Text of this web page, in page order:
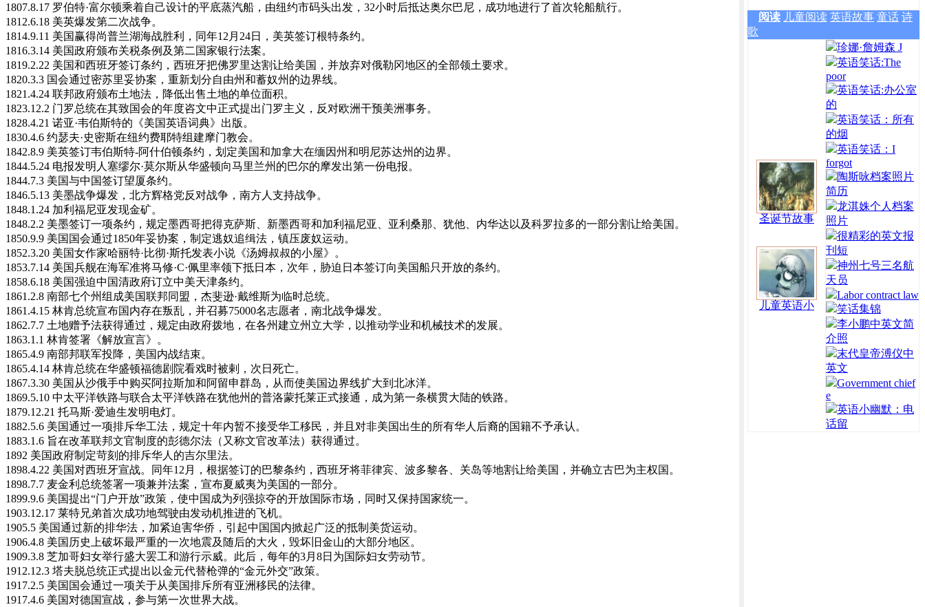
1807.8.17 罗伯特·富尔顿乘着自己设计的平底蒸汽船，由纽约市码头出发，32小时后抵达奥尔巴尼，成功地进行了首次轮船航行。
1812.6.18 美英爆发第二次战争。
1814.9.11 美国赢得尚普兰湖海战胜利，同年12月24日，美英签订根特条约。
1816.3.14 美国政府颁布关税条例及第二国家银行法案。
1819.2.22 美国和西班牙签订条约，西班牙把佛罗里达割让给美国，并放弃对俄勒冈地区的全部领土要求。
1820.3.3 国会通过密苏里妥协案，重新划分自由州和蓄奴州的边界线。
1821.4.24 联邦政府颁布土地法，降低出售土地的单位面积。
1823.12.2 门罗总统在其致国会的年度咨文中正式提出门罗主义，反对欧洲干预美洲事务。
1828.4.21 诺亚·韦伯斯特的《美国英语词典》出版。
1830.4.6 约瑟夫·史密斯在纽约费耶特组建摩门教会。
1842.8.9 美英签订韦伯斯特-阿什伯顿条约，划定美国和加拿大在缅因州和明尼苏达州的边界。
1844.5.24 电报发明人塞缪尔·莫尔斯从华盛顿向马里兰州的巴尔的摩发出第一份电报。
1844.7.3 美国与中国签订望厦条约。
1846.5.13 美墨战争爆发，北方辉格党反对战争，南方人支持战争。
1848.1.24 加利福尼亚发现金矿。
1848.2.2 美墨签订一项条约，规定墨西哥把得克萨斯、新墨西哥和加利福尼亚、亚利桑那、犹他、内华达以及科罗拉多的一部分割让给美国。
1850.9.9 美国国会通过1850年妥协案，制定逃奴追缉法，镇压废奴运动。
1852.3.20 美国女作家哈丽特·比彻·斯托发表小说《汤姆叔叔的小屋》。
1853.7.14 美国兵舰在海军准将马修·C·佩里率领下抵日本，次年，胁迫日本签订向美国船只开放的条约。
1858.6.18 美国强迫中国清政府订立中美天津条约。
1861.2.8 南部七个州组成美国联邦同盟，杰斐逊·戴维斯为临时总统。
1861.4.15 林肯总统宣布国内存在叛乱，并召募75000名志愿者，南北战争爆发。
1862.7.7 土地赠予法获得通过，规定由政府拨地，在各州建立州立大学，以推动学业和机械技术的发展。
1863.1.1 林肯签署《解放宣言》。
1865.4.9 南部邦联军投降，美国内战结束。
1865.4.14 林肯总统在华盛顿福德剧院看戏时被剌，次日死亡。
1867.3.30 美国从沙俄手中购买阿拉斯加和阿留申群岛，从而使美国边界线扩大到北冰洋。
1869.5.10 中太平洋铁路与联合太平洋铁路在犹他州的普洛蒙托莱正式接通，成为第一条横贯大陆的铁路。
1879.12.21 托马斯·爱迪生发明电灯。
1882.5.6 美国通过一项排斥华工法，规定十年内暂不接受华工移民，并且对非美国出生的所有华人后裔的国籍不予承认。
1883.1.6 旨在改革联邦文官制度的彭德尔法（又称文官改革法）获得通过。
1892 美国政府制定苛刻的排斥华人的吉尔里法。
1898.4.22 美国对西班牙宣战。同年12月，根据签订的巴黎条约，西班牙将菲律宾、波多黎各、关岛等地割让给美国，并确立古巴为主权国。
1898.7.7 麦金利总统签署一项兼并法案，宣布夏威夷为美国的一部分。
1899.9.6 美国提出“门户开放”政策，使中国成为列强掠夺的开放国际市场，同时又保持国家统一。
1903.12.17 莱特兄弟首次成功地驾驶由发动机推进的飞机。
1905.5 美国通过新的排华法，加紧迫害华侨，引起中国国内掀起广泛的抵制美货运动。
1906.4.8 美国历史上破坏最严重的一次地震及随后的大火，毁坏旧金山的大部分地区。
1909.3.8 芝加哥妇女举行盛大罢工和游行示威。此后，每年的3月8日为国际妇女劳动节。
1912.12.3 塔夫脱总统正式提出以金元代替枪弹的“金元外交”政策。
1917.2.5 美国国会通过一项关于从美国排斥所有亚洲移民的法律。
1917.4.6 美国对德国宣战，参与第一次世界大战。
阅读 儿童阅读 英语故事 童话 诗
歌
圣诞节故事
儿童英语小
珍娜·詹姆森 J
英语笑话:The
poor
英语笑话:办公室
的
英语笑话：所有
的烟
英语笑话：I
forgot
陶斯咏档案照片
简历
龙淇姝个人档案
照片
很精彩的英文报
刊短
神州七号三名航
天员
Labor contract law
笑话集锦
李小鹏中英文简
介照
末代皇帝溥仪中
英文
Government chief
e
英语小幽默：电
话留